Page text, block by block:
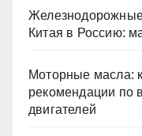
Железнодорожные
Китая в Россию:
Моторные масла:
рекомендации по
двигателей